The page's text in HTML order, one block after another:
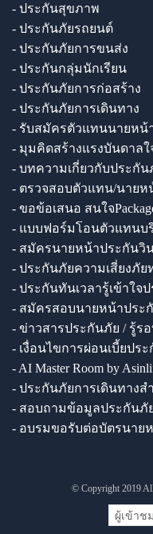
- ประกันสุขภาพ
- ประกันภัยรถยนต์
- ประกันภัยการขนส่ง
- ประกันกลุ่มนักเรียน
- ประกันภัยการก่อสร้าง
- ประกันภัยการเดินทาง
- รับสมัครตัวแทนนายหน้
- มุมคิดสร้างแรงบันดาลใ
- บทความเกี่ยวกับประกัน
- ตรวจสอบตัวแทน/นายห
- ขอข้อเสนอ สนใจ
- แบบฟอร์มโอนตัวแทนบ
- สมัครนายหน้าประกันวิ
- ประกันภัยความเสี่ยงภั
- ประกันทันเวลารู้เข้าใจ
- สมัครสอบนายหน้าประ
- ข่าวสารประกันภัย / รู้ร
- เงื่อนไขการผ่อนเบี้ยปร
- AI Master Room by
- ประกันภัยการเดินทาง
- สอบถามข้อมูลประกันภั
- อบรมขอรับต่อบัตรนาย
© Copyright 2019
ผู้เข้าช